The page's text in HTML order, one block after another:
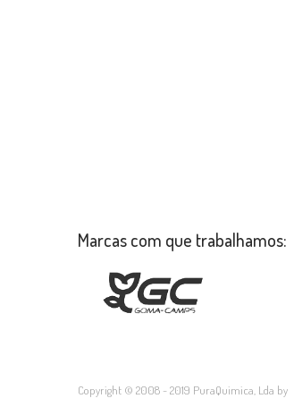
Marcas com que trabalhamos:
Copyright © 2008 - 2019 PuraQuimica, Lda by